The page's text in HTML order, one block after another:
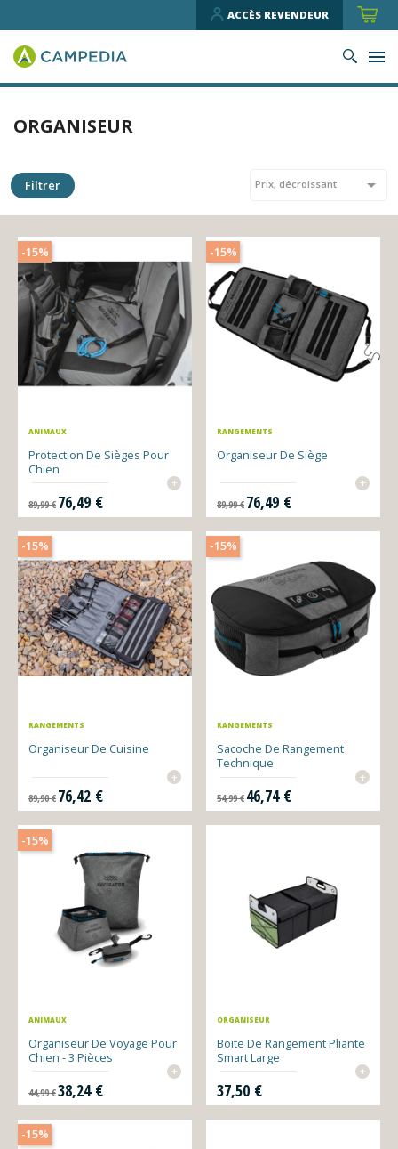
ACCÈS REVENDEUR
ORGANISEUR
Filtrer Prix, décroissant 
ANIMAUX
Protection De Sièges Pour
Chien
+
Prix de base
89,99 €
Prix
76,49 €
-15%
RANGEMENTS
Organiseur De Siège
+
Prix de base
89,99 €
Prix
76,49 €
-15%
RANGEMENTS
Organiseur De Cuisine
+
Prix de base
89,90 €
Prix
76,42 €
-15%
RANGEMENTS
Sacoche De Rangement
Technique
+
Prix de base
54,99 €
Prix
46,74 €
-15%
ANIMAUX
Organiseur De Voyage Pour
Chien - 3 Pièces
+
Prix de base
44,99 €
Prix
38,24 €
-15%
ORGANISEUR
Boite De Rangement Pliante
Smart Large
+
Prix
37,50 €
-15%